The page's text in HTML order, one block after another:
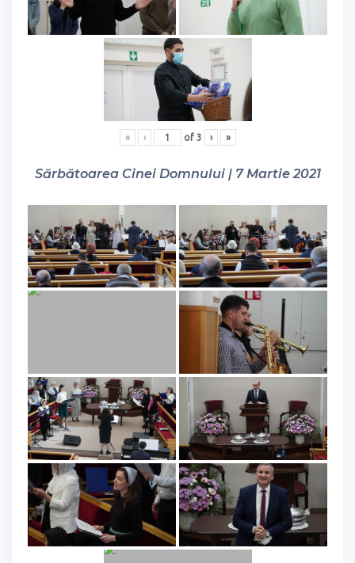
« ‹ of 3 › »
Sărbătoarea Cinei Domnului | 7 Martie 2021